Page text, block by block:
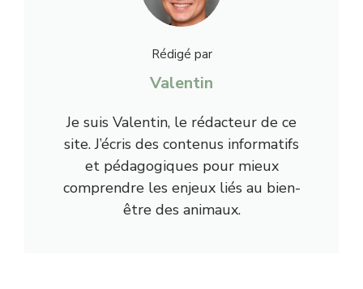
Rédigé par
Valentin
Je suis Valentin, le rédacteur de ce
site. J’écris des contenus informatifs
et pédagogiques pour mieux
comprendre les enjeux liés au bien-
être des animaux.